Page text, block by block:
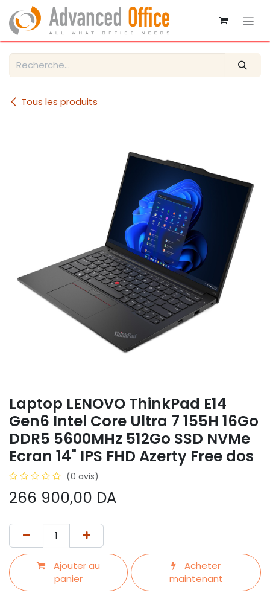
Se rendre au contenu
Tous les produits
Laptop LENOVO ThinkPad E14
Gen6 Intel Core Ultra 7 155H 16Go
DDR5 5600MHz 512Go SSD NVMe
Ecran 14" IPS FHD Azerty Free dos
(0 avis)
266 900,00 DA
Ajouter au
panier
Acheter
maintenant